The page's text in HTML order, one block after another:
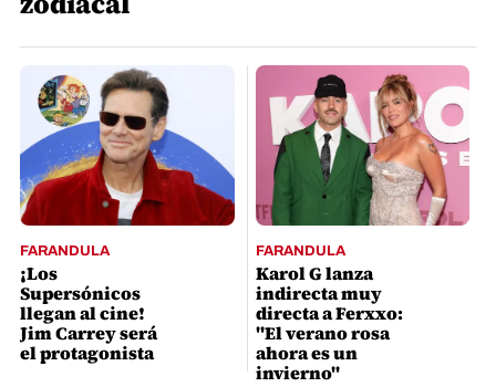
FARANDULA
¡Los
Supersónicos
llegan al cine!
Jim Carrey será
el protagonista
FARANDULA
Karol G lanza
indirecta muy
directa a Ferxxo:
"El verano rosa
ahora es un
invierno"